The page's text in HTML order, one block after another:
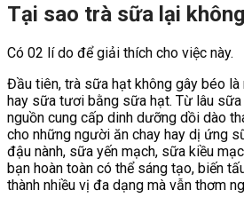
Tại sao trà sữa lại
Có 02 lí do để giải thích cho việc này.
Đầu tiên, trà sữa hạt không gây béo
hay sữa tươi bằng sữa hạt. Từ lâu
nguồn cung cấp dinh dưỡng dồi dào
cho những người ăn chay hay dị ứng
đậu nành, sữa yến mạch, sữa kiều
bạn hoàn toàn có thể sáng tạo, biến
thành nhiều vị đa dạng mà vẫn thơm